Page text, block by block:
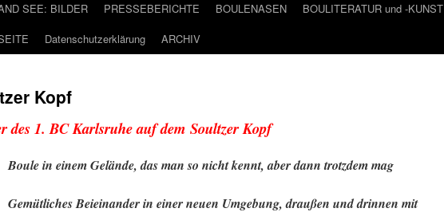
SEE: BILDER
PRESSEBERICHTE BOULENASEN BOULITERATUR und -KUNST
Datenschutzerklärung ARCHIV
Kopf
des 1. BC Karlsruhe auf dem Soultzer Kopf
Boule in einem Gelände, das man so nicht kennt, aber dann trotzdem mag
Gemütliches Beieinander in einer neuen Umgebung, draußen und drinnen mit